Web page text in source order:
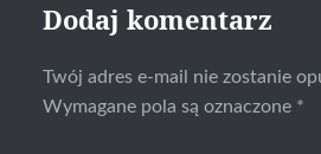
Dodaj komentarz
Twój adres e-mail nie zostanie
Wymagane pola są oznaczone *